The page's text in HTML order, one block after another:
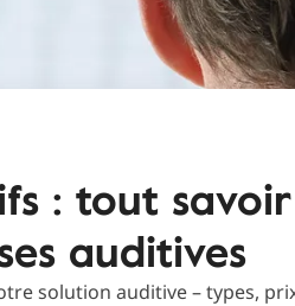
: tout
auditives
solution auditive – types,